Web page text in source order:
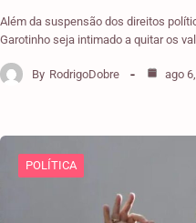
Além da suspensão dos direitos
Garotinho seja intimado a quitar os
By RodrigoDobre ago
POLÍTICA